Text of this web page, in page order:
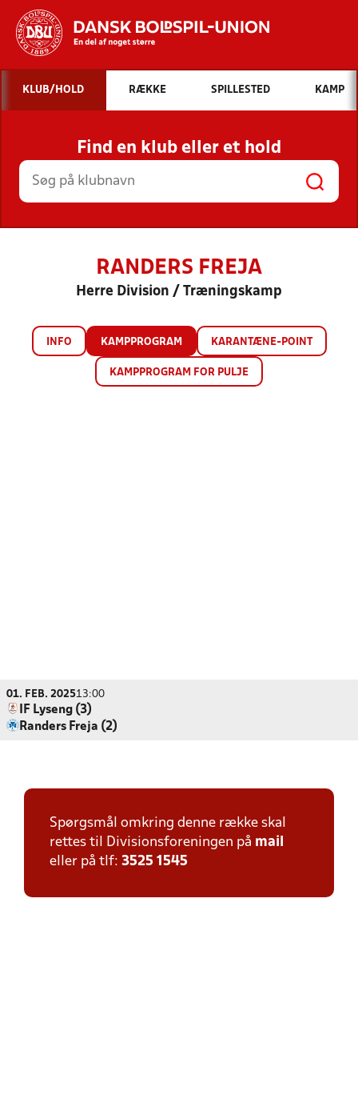
Hvad vil du søge efter?
INDHOLD OG NYHEDER
STILLINGER, RESULTATER, KLUBBER OG
HOLD
KLUB/HOLD RÆKKE SPILLESTED KAMP
Find en klub eller et hold
RANDERS FREJA
Herre Division / Træningskamp
INFO KAMPPROGRAM KARANTÆNE-POINT
KAMPPROGRAM FOR PULJE
01. FEB. 202513:00
IF Lyseng (3)
Randers Freja (2)
Spørgsmål omkring denne række skal
rettes til Divisionsforeningen på mail
eller på tlf: 3525 1545